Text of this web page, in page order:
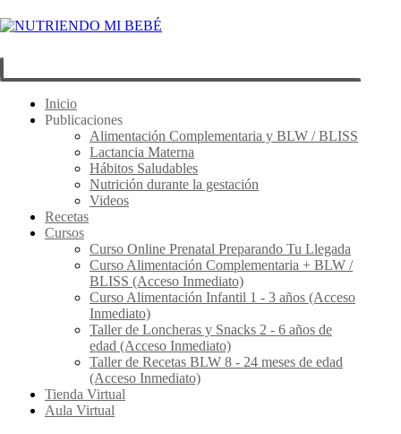
Inicio
Publicaciones
Alimentación Complementaria y BLW / BLISS
Lactancia Materna
Hábitos Saludables
Nutrición durante la gestación
Videos
Recetas
Cursos
Curso Online Prenatal Preparando Tu Llegada
Curso Alimentación Complementaria + BLW /
BLISS (Acceso Inmediato)
Curso Alimentación Infantil 1 - 3 años (Acceso
Inmediato)
Taller de Loncheras y Snacks 2 - 6 años de
edad (Acceso Inmediato)
Taller de Recetas BLW 8 - 24 meses de edad
(Acceso Inmediato)
Tienda Virtual
Aula Virtual